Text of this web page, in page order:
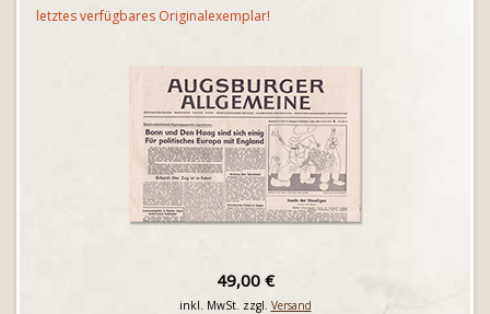
letztes verfügbares Originalexemplar!
49,00 €
inkl. MwSt. zzgl. Versand